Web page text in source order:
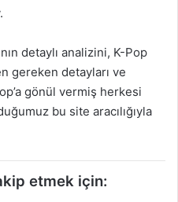
detaylı analizini, K-Pop
gereken detayları ve
gönül vermiş herkesi
bu site aracılığıyla
etmek için: